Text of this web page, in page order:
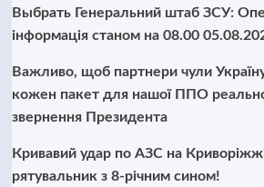
Выбрать Генеральний штаб ЗСУ:
інформація станом на 08.00
Важливо, щоб партнери чули
кожен пакет для нашої ППО
звернення Президента
Кривавий удар по АЗС на
рятувальник з 8-річним сином!